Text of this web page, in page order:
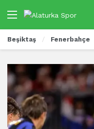
Beşiktaş Fenerbahçe